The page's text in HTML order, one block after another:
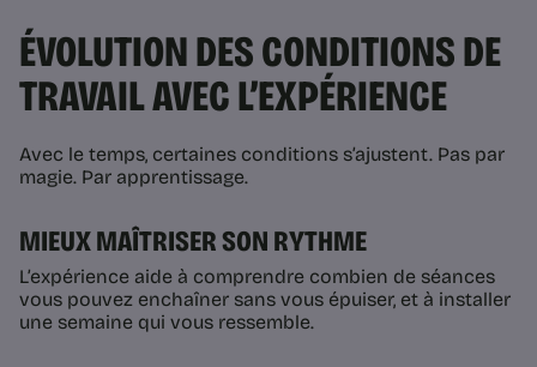
ÉVOLUTION DES CONDITIONS DE
TRAVAIL AVEC L’EXPÉRIENCE
Avec le temps, certaines conditions s’ajustent. Pas par
magie. Par apprentissage.
MIEUX MAÎTRISER SON RYTHME
L’expérience aide à comprendre combien de séances
vous pouvez enchaîner sans vous épuiser, et à installer
une semaine qui vous ressemble.